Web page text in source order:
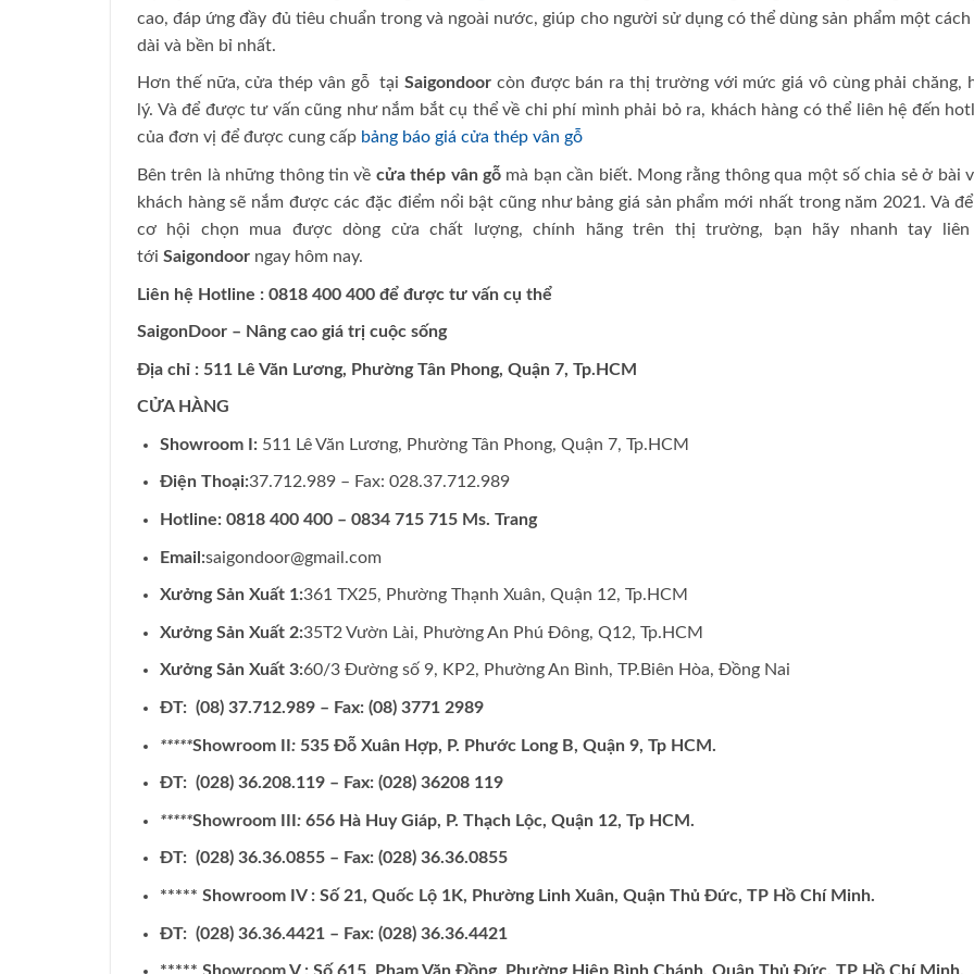
cao, đáp ứng đầy đủ tiêu chuẩn trong và ngoài nước, giúp cho người sử dụng có thể dùng sản phẩm một cách
dài và bền bỉ nhất.
Hơn thế nữa, cửa thép vân gỗ tạiSaigondoor còn được bán ra thị trường với mức giá vô cùng phải chăng,
lý. Và để được tư vấn cũng như nắm bắt cụ thể về chi phí mình phải bỏ ra, khách hàng có thể liên hệ đến
của đơn vị để được cung cấp bảng báo giá cửa thép vân gỗ
Bên trên là những thông tin về cửa thép vân gỗ mà bạn cần biết. Mong rằng thông qua một số chia sẻ ở bài
khách hàng sẽ nắm được các đặc điểm nổi bật cũng như bảng giá sản phẩm mới nhất trong năm 2021. Và
cơ hội chọn mua được dòng cửa chất lượng, chính hãng trên thị trường, bạn hãy nhanh tay liên
tới Saigondoor ngay hôm nay.
Liên hệ Hotline : 0818 400 400 để được tư vấn cụ thể
SaigonDoor – Nâng cao giá trị cuộc sống
Địa chỉ : 511 Lê Văn Lương, Phường Tân Phong, Quận 7, Tp.HCM
CỬA HÀNG
Showroom I:511 Lê Văn Lương, Phường Tân Phong, Quận 7, Tp.HCM
Điện Thoại:37.712.989 – Fax: 028.37.712.989
Hotline: 0818 400 400 – 0834 715 715 Ms. Trang
Email:saigondoor@gmail.com
Xưởng Sản Xuất 1:361 TX25, Phường Thạnh Xuân, Quận 12, Tp.HCM
Xưởng Sản Xuất 2:35T2 Vườn Lài, Phường An Phú Đông, Q12, Tp.HCM
Xưởng Sản Xuất 3:60/3 Đường số 9, KP2, Phường An Bình, TP.Biên Hòa, Đồng Nai
ĐT: (08) 37.712.989 – Fax: (08) 3771 2989
*****Showroom II :535 Đỗ Xuân Hợp, P. Phước Long B, Quận 9, Tp HCM.
ĐT: (028) 36.208.119 – Fax: (028) 36208 119
*****Showroom III :656 Hà Huy Giáp, P. Thạch Lộc, Quận 12, Tp HCM.
ĐT: (028) 36.36.0855 – Fax: (028) 36.36.0855
***** Showroom IV : Số 21, Quốc Lộ 1K, Phường Linh Xuân, Quận Thủ Đức, TP Hồ Chí Minh.
ĐT: (028) 36.36.4421 – Fax: (028) 36.36.4421